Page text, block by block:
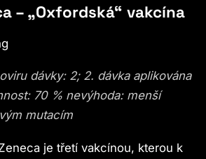
– „Oxfordská“ vakcína
dávky: 2; 2. dávka aplikována
70 % nevýhoda: menší
mutacím
je třetí vakcínou, kterou k